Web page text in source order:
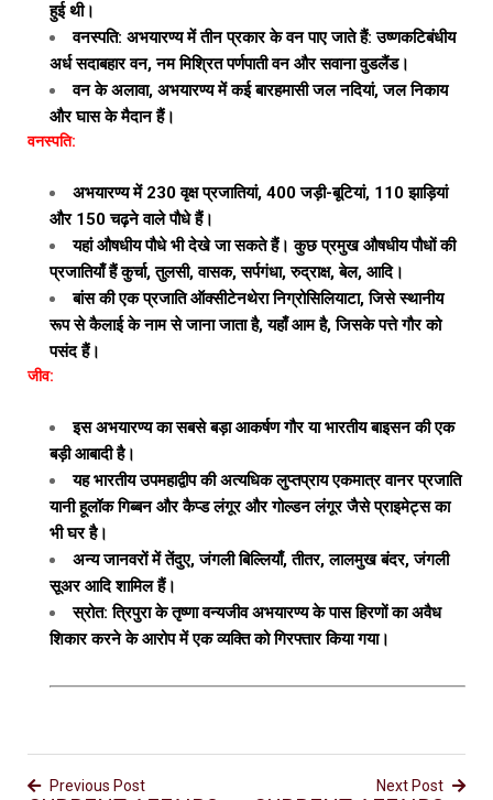
हुई थी।
वनस्पति: अभयारण्य में तीन प्रकार के वन पाए जाते हैं: उष्णकटिबंधीय
अर्ध सदाबहार वन, नम मिश्रित पर्णपाती वन और सवाना वुडलैंड।
वन के अलावा, अभयारण्य में कई बारहमासी जल नदियां, जल निकाय
और घास के मैदान हैं।
वनस्पति:
अभयारण्य में 230 वृक्ष प्रजातियां, 400 जड़ी-बूटियां, 110 झाड़ियां
और 150 चढ़ने वाले पौधे हैं।
यहां औषधीय पौधे भी देखे जा सकते हैं। कुछ प्रमुख औषधीय पौधों की
प्रजातियाँ हैं कुर्चा, तुलसी, वासक, सर्पगंधा, रुद्राक्ष, बेल, आदि।
बांस की एक प्रजाति ऑक्सीटेनथेरा निग्रोसिलियाटा, जिसे स्थानीय
रूप से कैलाई के नाम से जाना जाता है, यहाँ आम है, जिसके पत्ते गौर को
पसंद हैं।
जीव:
इस अभयारण्य का सबसे बड़ा आकर्षण गौर या भारतीय बाइसन की एक
बड़ी आबादी है।
यह भारतीय उपमहाद्वीप की अत्यधिक लुप्तप्राय एकमात्र वानर प्रजाति
यानी हूलॉक गिब्बन और कैप्ड लंगूर और गोल्डन लंगूर जैसे प्राइमेट्स का
भी घर है।
अन्य जानवरों में तेंदुए, जंगली बिल्लियाँ, तीतर, लालमुख बंदर, जंगली
सूअर आदि शामिल हैं।
स्रोत: त्रिपुरा के तृष्णा वन्यजीव अभयारण्य के पास हिरणों का अवैध
शिकार करने के आरोप में एक व्यक्ति को गिरफ्तार किया गया।
Previous Post Next Post